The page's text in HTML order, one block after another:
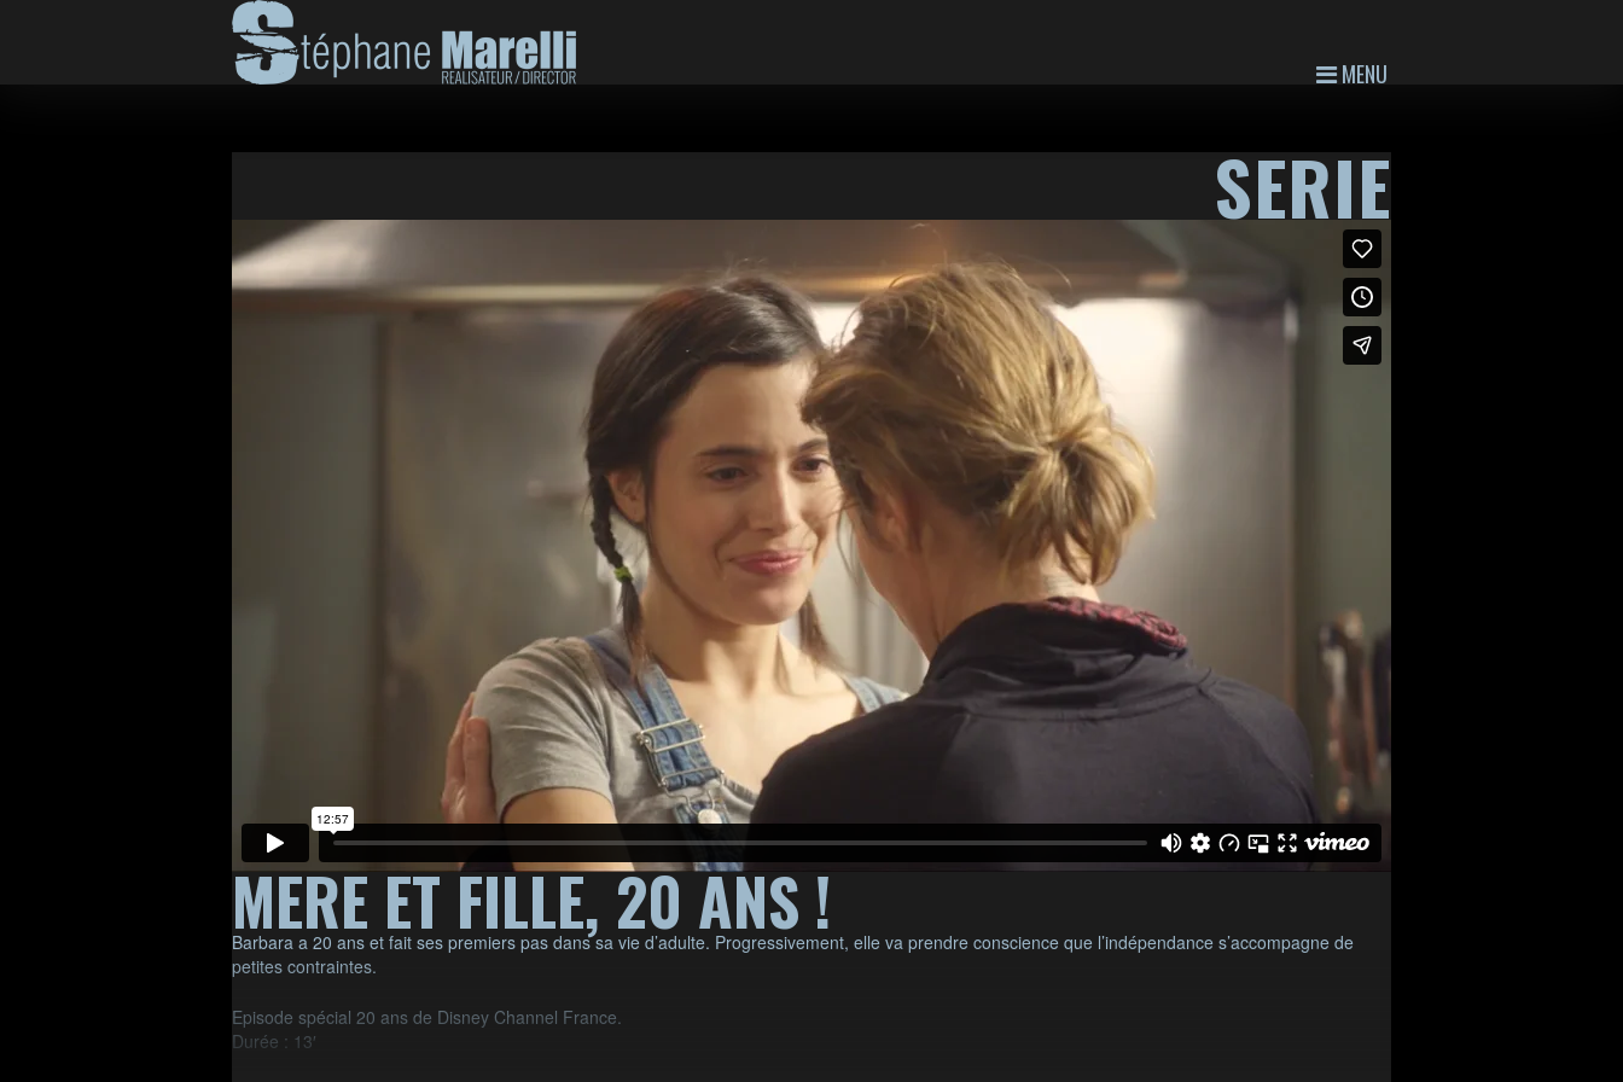
MENU
SERIE
MERE ET FILLE, 20 ANS !
Barbara a 20 ans et fait ses premiers pas dans sa vie d’adulte. Progressivement, elle va prendre conscience que l’indépendance s’accompagne de
petites contraintes.
Episode spécial 20 ans de Disney Channel France.
Durée : 13′